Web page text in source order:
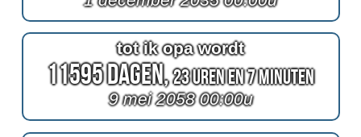
tot ik opa wordt
11595 Dagen,23 Uren en 7 Minuten
9 mei 2058 00:00u